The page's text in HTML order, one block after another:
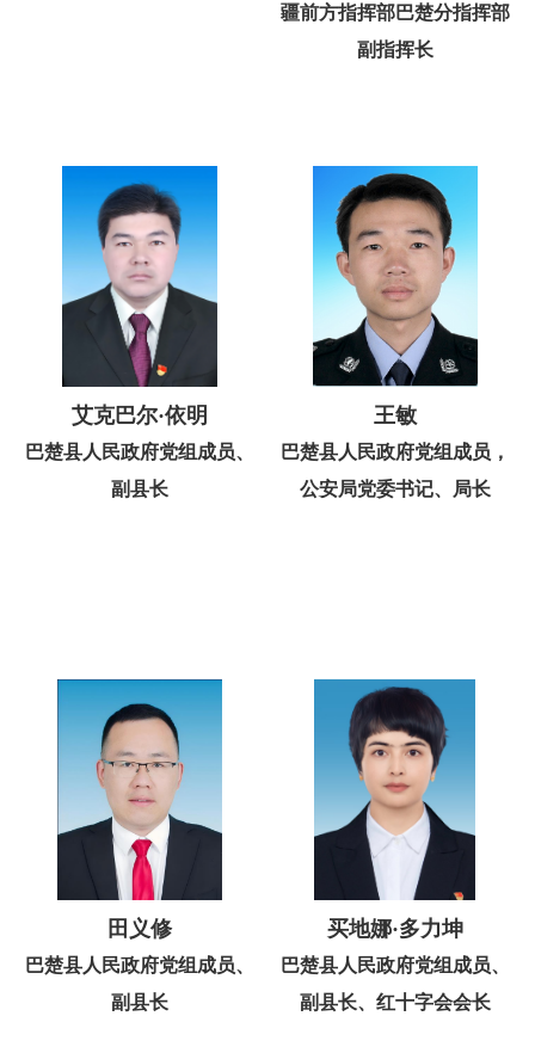
疆前方指挥部巴楚分指挥部
副指挥长
艾克巴尔·依明
巴楚县人民政府党组成员、
副县长
王敏
巴楚县人民政府党组成员，
公安局党委书记、局长
田义修
巴楚县人民政府党组成员、
副县长
买地娜·多力坤
巴楚县人民政府党组成员、
副县长、红十字会会长